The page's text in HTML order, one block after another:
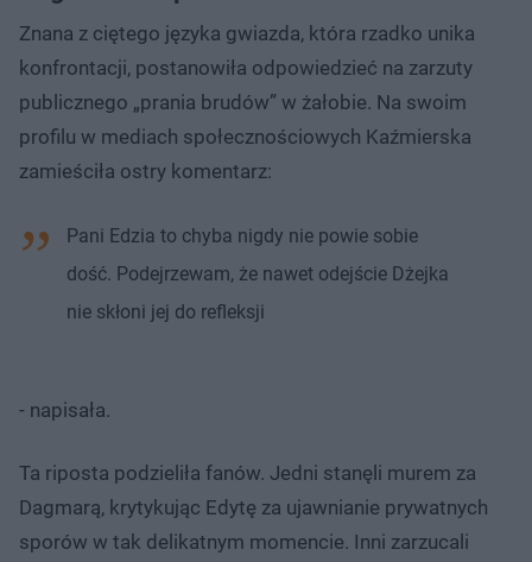
Znana z ciętego języka gwiazda, która rzadko unika
konfrontacji, postanowiła odpowiedzieć na zarzuty
publicznego „prania brudów” w żałobie. Na swoim
profilu w mediach społecznościowych Kaźmierska
zamieściła ostry komentarz:
Pani Edzia to chyba nigdy nie powie sobie
dość. Podejrzewam, że nawet odejście Dżejka
nie skłoni jej do refleksji
- napisała.
Ta riposta podzieliła fanów. Jedni stanęli murem za
Dagmarą, krytykując Edytę za ujawnianie prywatnych
sporów w tak delikatnym momencie. Inni zarzucali